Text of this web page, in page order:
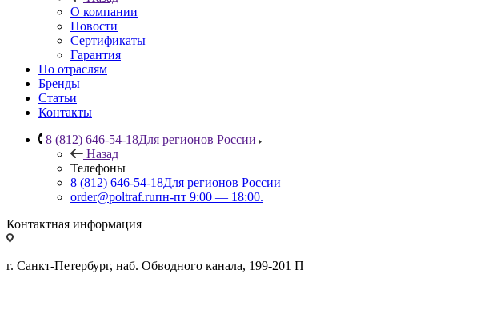
О компании
Новости
Сертификаты
Гарантия
По отраслям
Бренды
Статьи
Контакты
8 (812) 646-54-18Для регионов России
Назад
Телефоны
8 (812) 646-54-18Для регионов России
order@poltraf.ruпн-пт 9:00 — 18:00.
Контактная информация
г. Санкт-Петербург, наб. Обводного канала, 199-201 П